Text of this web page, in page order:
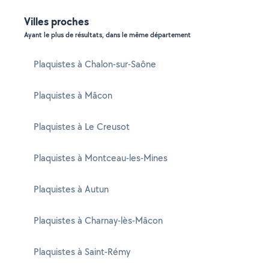
Villes proches
Ayant le plus de résultats, dans le même département
Plaquistes à Chalon-sur-Saône
Plaquistes à Mâcon
Plaquistes à Le Creusot
Plaquistes à Montceau-les-Mines
Plaquistes à Autun
Plaquistes à Charnay-lès-Mâcon
Plaquistes à Saint-Rémy